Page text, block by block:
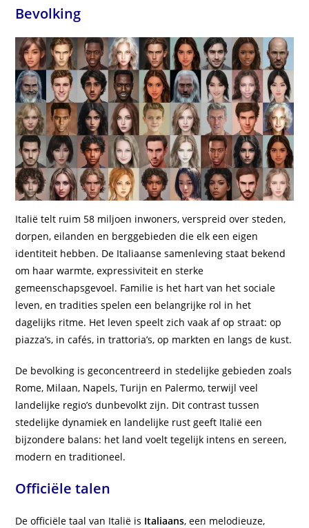
Bevolking
Italië telt ruim 58 miljoen inwoners, verspreid over steden,
dorpen, eilanden en berggebieden die elk een eigen
identiteit hebben. De Italiaanse samenleving staat bekend
om haar warmte, expressiviteit en sterke
gemeenschapsgevoel. Familie is het hart van het sociale
leven, en tradities spelen een belangrijke rol in het
dagelijks ritme. Het leven speelt zich vaak af op straat: op
piazza’s, in cafés, in trattoria’s, op markten en langs de kust.
De bevolking is geconcentreerd in stedelijke gebieden zoals
Rome, Milaan, Napels, Turijn en Palermo, terwijl veel
landelijke regio’s dunbevolkt zijn. Dit contrast tussen
stedelijke dynamiek en landelijke rust geeft Italië een
bijzondere balans: het land voelt tegelijk intens en sereen,
modern en traditioneel.
Officiële talen
De officiële taal van Italië is Italiaans, een melodieuze,